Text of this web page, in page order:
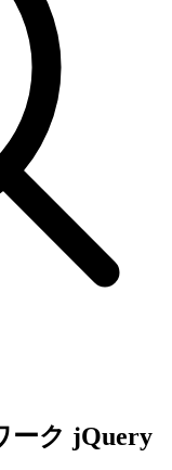
ーク jQuery